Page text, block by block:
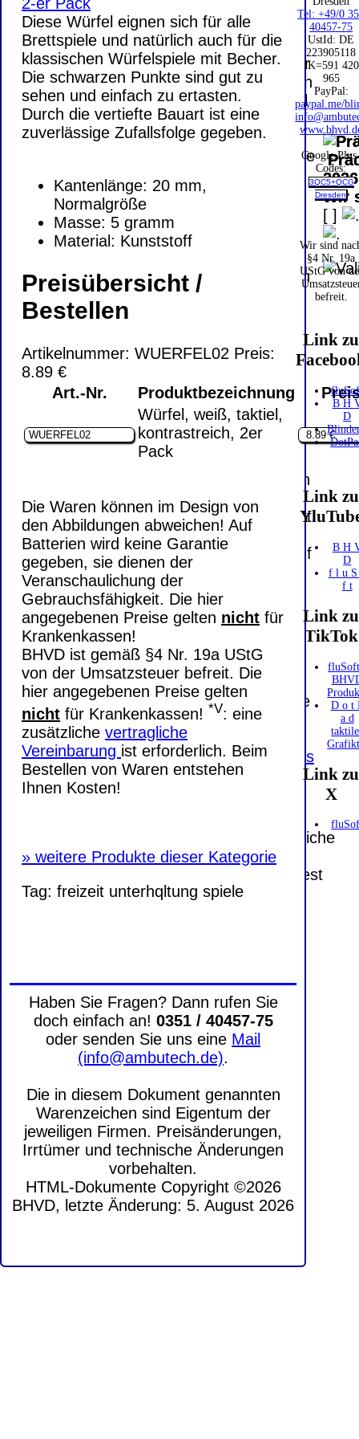
Diese Würfel eignen sich für alle
Brettspiele und natürlich auch für die
klassischen Würfelspiele mit Becher.
Die schwarzen Punkte sind gut zu
sehen und einfach zu ertasten.
Durch die vertiefte Bauart ist eine
zuverlässige Zufallsfolge gegeben.
Kantenlänge: 20 mm,
Normalgröße
Masse: 5 gramm
Material: Kunststoff
Preisübersicht /
Bestellen
Artikelnummer: WUERFEL02 Preis:
8.89 €
Art.-Nr.
Produktbezeichnung
Würfel, weiß, taktiel,
kontrastreich, 2er
Pack
Die Waren können im Design von
den Abbildungen abweichen! Auf
Batterien wird keine Garantie
gegeben, sie dienen der
Veranschaulichung der
Gebrauchsfähigkeit. Die hier
angegebenen Preise gelten nicht für
Krankenkassen!
BHVD ist gemäß §4 Nr. 19a UStG
von der Umsatzsteuer befreit. Die
hier angegebenen Preise gelten
nicht für Krankenkassen! *V: eine
zusätzliche vertragliche
Vereinbarung ist erforderlich. Beim
Bestellen von Waren entstehen
Ihnen Kosten!
» weitere Produkte dieser Kategorie
Tag: freizeit unterhqltung spiele
Haben Sie Fragen? Dann rufen Sie
doch einfach an! 0351 / 40457-75
oder senden Sie uns eine Mail
(info@ambutech.de).
Die in diesem Dokument genannten
Warenzeichen sind Eigentum der
jeweiligen Firmen. Preisänderungen,
Irrtümer und technische Änderungen
vorbehalten.
HTML-Dokumente Copyright ©2026
BHVD, letzte Änderung: 5. August 2026
Tel: +49/0
40457-75
UstId:DE
223905118
IK=591 420
965
PayPal:
paypal.me/
Google
Codes:
3QC5+QCG
Dresden
Wir sind
§4 Nr. 19a
UStG von
befreit.
Link zu
B H
D
Link zu
B H
D
f l u S
f t
Link zu
TikTok
D o t
a d
Link zu
X
PayPal: 20.00
€
Der Versand erfolgt
als versichertes
Paket.
Selbstabholung
vom Büro oder
Ausstellungen:
0.00 €
Bei dieser
Versandart
erhalten Sie per
Email z.B. einen
Lizenzschlüssel
und die
Rechnung /
Lieferschein. Sie
keinen
Warenzeichen sind Eigentum der jeweiligen
Firmen. Preisänderungen, Irrtümer und
technische Änderungen vorbehalten.
Hilfsmittel Vertrieb Dresden,
Mit einem Urteil vom 12.05.1998 - 312 O
85/98 - Haftung für Links hat das
Landgericht Hamburg entschieden, dass
man durch die Anbringung eines Links, die
Inhalte der gelinkten Seite ggf. mit zu
verantworten hat. Dieses kann nur dadurch
verhindert werden, dass man sich
ausdrücklich von diesen Inhalten distanziert.
Hiermit distanzieren wir uns ausdrücklich
von allen Inhalten, aller gelinkten Seiten auf
unserer Homepage und machen uns diese
Inhalte nicht zu eigen. Diese Erklärung gilt
für alle auf unserer Homepage
angebrachten Links.
Die Europäische Kommission stellt eine
Plattform zur Online-Streitbeilegung (OS)
bereit. Die Plattform finden Sie unter
http://ec.europa.eu/consumers/odr/
Unsere
E-Mailadresse lautet:info@ambutech.de
Seitenanfang Impressum
Datenschutz Urheberrechte Kontakt
Links
Katalog (PDF)
Sitemap
2026
Wir
[ ]
große AnzeigeSchließen
Diese Website nutzt Cookies, um bestmögliche
Funktionalität bieten zu können.
This website uses cookies to provide the best
possible functionality.